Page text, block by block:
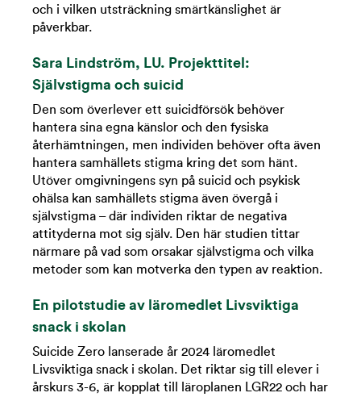
och i vilken utsträckning smärtkänslighet är
påverkbar.
Sara Lindström, LU. Projekttitel:
Självstigma och suicid
Den som överlever ett suicidförsök behöver
hantera sina egna känslor och den fysiska
återhämtningen, men individen behöver ofta även
hantera samhällets stigma kring det som hänt.
Utöver omgivningens syn på suicid och psykisk
ohälsa kan samhällets stigma även övergå i
självstigma – där individen riktar de negativa
attityderna mot sig själv. Den här studien tittar
närmare på vad som orsakar självstigma och vilka
metoder som kan motverka den typen av reaktion.
En pilotstudie av läromedlet Livsviktiga
snack i skolan
Suicide Zero lanserade år 2024 läromedlet
Livsviktiga snack i skolan. Det riktar sig till elever i
årskurs 3-6, är kopplat till läroplanen LGR22 och har